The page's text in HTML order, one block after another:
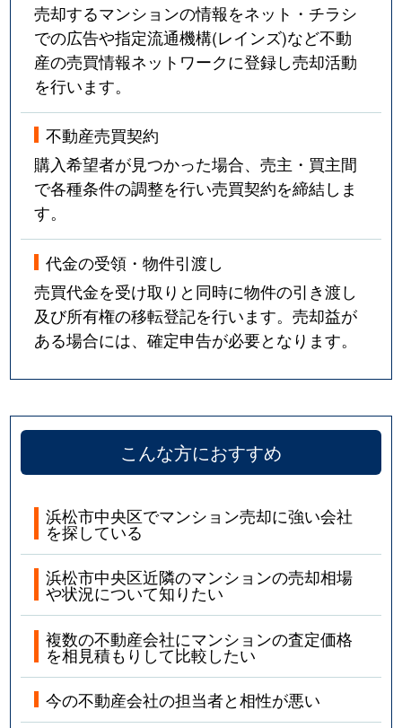
売却するマンションの情報をネット・チラシ
での広告や指定流通機構(レインズ)など不動
産の売買情報ネットワークに登録し売却活動
を行います。
不動産売買契約
購入希望者が見つかった場合、売主・買主間
で各種条件の調整を行い売買契約を締結しま
す。
代金の受領・物件引渡し
売買代金を受け取りと同時に物件の引き渡し
及び所有権の移転登記を行います。売却益が
ある場合には、確定申告が必要となります。
こんな方におすすめ
浜松市中央区でマンション売却に強い会社
を探している
浜松市中央区近隣のマンションの売却相場
や状況について知りたい
複数の不動産会社にマンションの査定価格
を相見積もりして比較したい
今の不動産会社の担当者と相性が悪い